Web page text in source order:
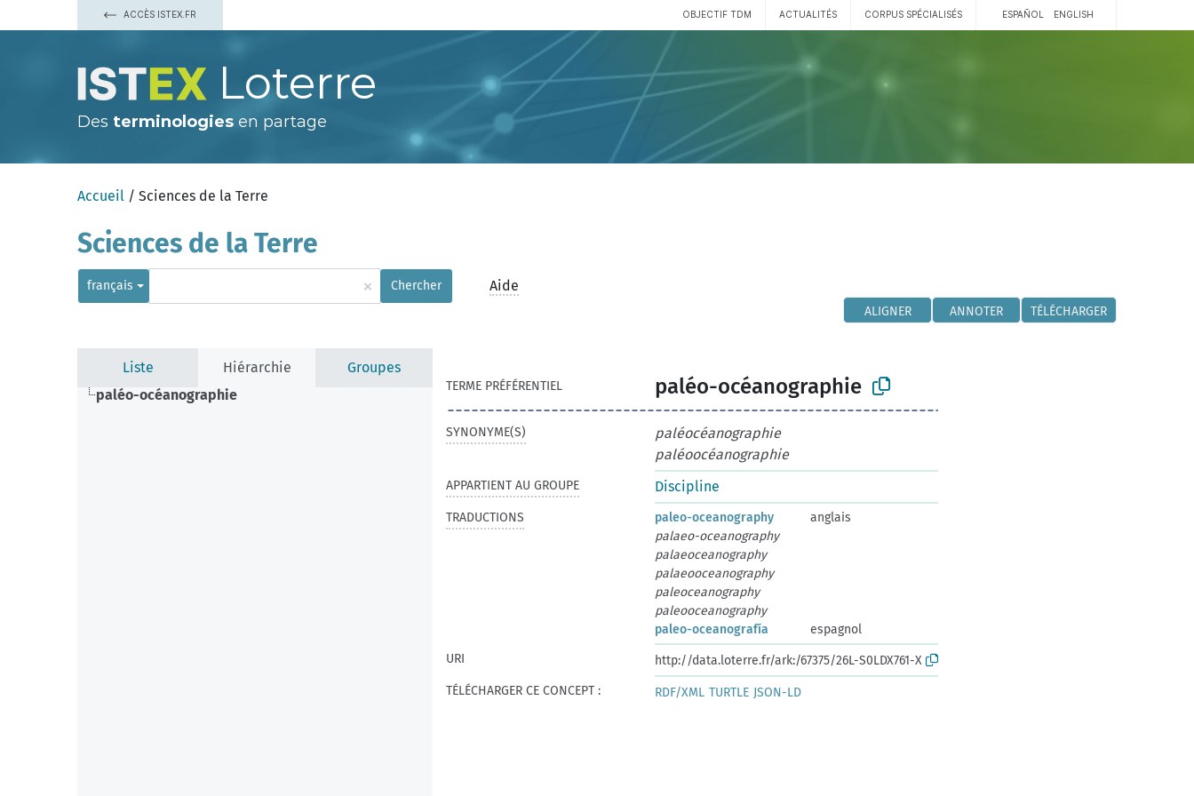
ACCÈS ISTEX.FR OBJECTIF TDM ACTUALITÉS CORPUS SPÉCIALISÉS ESPAÑOL ENGLISH
Loterre
Des terminologies en partage
Accueil / Sciences de la Terre
Sciences de la Terre
français × Chercher Aide
ALIGNER ANNOTER TÉLÉCHARGER
Liste Hiérarchie
Groupes
paléo-océanographie
TERME PRÉFÉRENTIEL paléo-océanographie
SYNONYME(S)
paléocéanographie
paléoocéanographie
APPARTIENT AU GROUPE Discipline
TRADUCTIONS paleo-oceanography
anglais
palaeo-oceanography
palaeoceanography
palaeooceanography
paleoceanography
paleooceanography
paleo-oceanografía
espagnol
URI
http://data.loterre.fr/ark:/67375/26L-S0LDX761-X
TÉLÉCHARGER CE CONCEPT :
RDF/XML TURTLE JSON-LD